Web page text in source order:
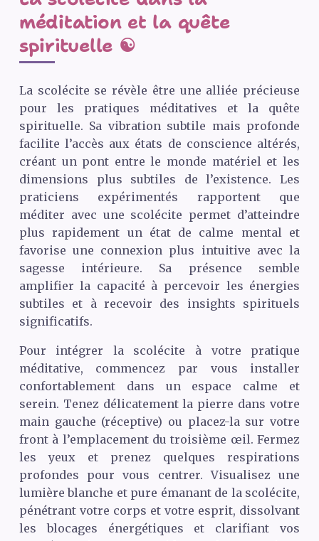
méditation et la quête
spirituelle ☯️
La scolécite se révèle être une alliée précieuse
pour les pratiques méditatives et la quête
spirituelle. Sa vibration subtile mais profonde
facilite l’accès aux états de conscience altérés,
créant un pont entre le monde matériel et les
dimensions plus subtiles de l’existence. Les
praticiens expérimentés rapportent que
méditer avec une scolécite permet d’atteindre
plus rapidement un état de calme mental et
favorise une connexion plus intuitive avec la
sagesse intérieure. Sa présence semble
amplifier la capacité à percevoir les énergies
subtiles et à recevoir des insights spirituels
significatifs.
Pour intégrer la scolécite à votre pratique
méditative, commencez par vous installer
confortablement dans un espace calme et
serein. Tenez délicatement la pierre dans votre
main gauche (réceptive) ou placez-la sur votre
front à l’emplacement du troisième œil. Fermez
les yeux et prenez quelques respirations
profondes pour vous centrer. Visualisez une
lumière blanche et pure émanant de la scolécite,
pénétrant votre corps et votre esprit, dissolvant
les blocages énergétiques et clarifiant vos